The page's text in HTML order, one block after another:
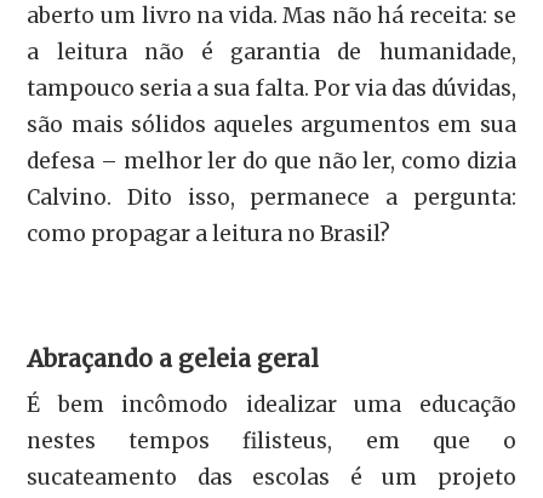
aberto um livro na vida. Mas não há receita: se
a leitura não é garantia de humanidade,
tampouco seria a sua falta. Por via das dúvidas,
são mais sólidos aqueles argumentos em sua
defesa – melhor ler do que não ler, como dizia
Calvino. Dito isso, permanece a pergunta:
como propagar a leitura no Brasil?
Abraçando a geleia geral
É bem incômodo idealizar uma educação
nestes tempos filisteus, em que o
sucateamento das escolas é um projeto